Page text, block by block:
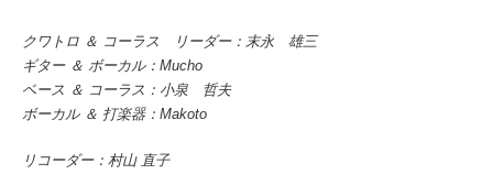
クワトロ ＆ コーラス リーダー：末永 雄三
ギター ＆ ボーカル：Mucho
ベース ＆ コーラス：小泉 哲夫
ボーカル ＆ 打楽器：Makoto
リコーダー：村山 直子